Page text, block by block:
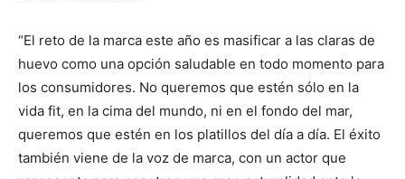
“El reto de la marca este año es masificar a las claras de
huevo como una opción saludable en todo momento para
los consumidores. No queremos que estén sólo en la
vida fit, en la cima del mundo, ni en el fondo del mar,
queremos que estén en los platillos del día a día. El éxito
también viene de la voz de marca, con un actor que